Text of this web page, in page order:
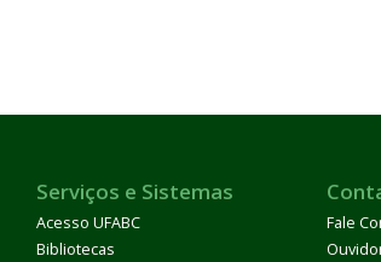
Serviços e Sistemas
Acesso UFABC
Bibliotecas
Fale